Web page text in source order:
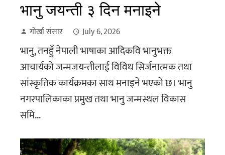
भानु जयन्ती ३ दिन मनाइने
गोर्खा संसार July 6, 2026
भानु, तनहुँ नेपाली भाषाका आदिकवि भानुभक्त
आचार्यको जन्मजयन्तीलाई विविध सिर्जनात्मक तथा
सांस्कृतिक कार्यक्रमका साथ मनाइने भएको छ। भानु
नगरपालिकाका प्रमुख तथा भानु जन्मस्थल विकास
समि...